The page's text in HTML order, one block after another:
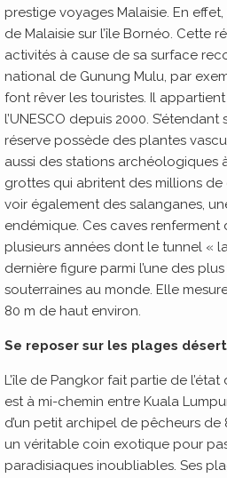
prestige voyages Malaisie. En effet,
de Malaisie sur l’île Bornéo. Cette
activités à cause de sa surface
national de Gunung Mulu, par
font rêver les touristes. Il
l’UNESCO depuis 2000.
réserve possède des plantes
aussi des stations archéologiques
grottes qui abritent des millions
voir également des salanganes,
endémique. Ces caves
plusieurs années dont le tunnel «
dernière figure parmi l’une des
souterraines au monde. Elle
80 m de haut environ.
Se reposer sur les plages
L’île de Pangkor fait partie de
est à mi-chemin entre Kuala
d’un petit archipel de pêcheurs de
un véritable coin exotique pour
paradisiaques inoubliables. Ses